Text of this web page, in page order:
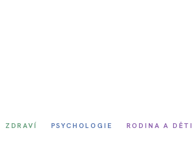
ZDRAVÍ PSYCHOLOGIE RODINA A DĚTI